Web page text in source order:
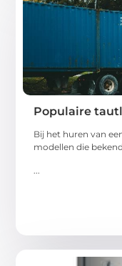
Populaire
Bij het huren van
modellen die